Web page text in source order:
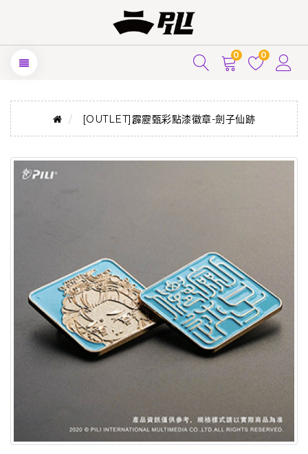
0 0
[OUTLET]霹靂甄彩點漆徽章-劍子仙跡